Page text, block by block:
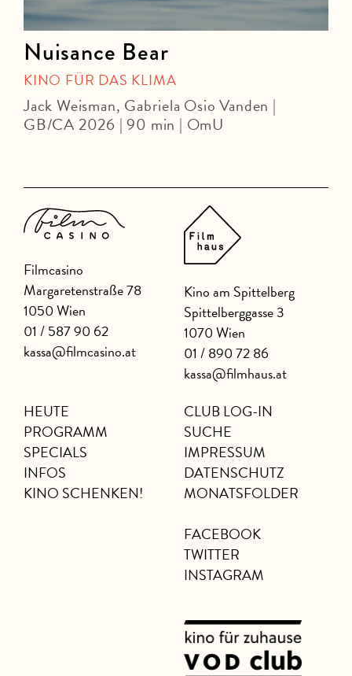
Nuisance Bear
KINO FÜR DAS KLIMA
Jack Weisman, Gabriela Osio Vanden |
GB/CA 2026 | 90 min | OmU
Filmcasino
Margaretenstraße 78
1050 Wien
01 / 587 90 62
kassa@filmcasino.at
Kino am Spittelberg
Spittelberggasse 3
1070 Wien
01 / 890 72 86
kassa@filmhaus.at
HEUTE
PROGRAMM
SPECIALS
INFOS
KINO SCHENKEN!
CLUB LOG-IN
SUCHE
IMPRESSUM
DATENSCHUTZ
MONATSFOLDER
FACEBOOK
TWITTER
INSTAGRAM